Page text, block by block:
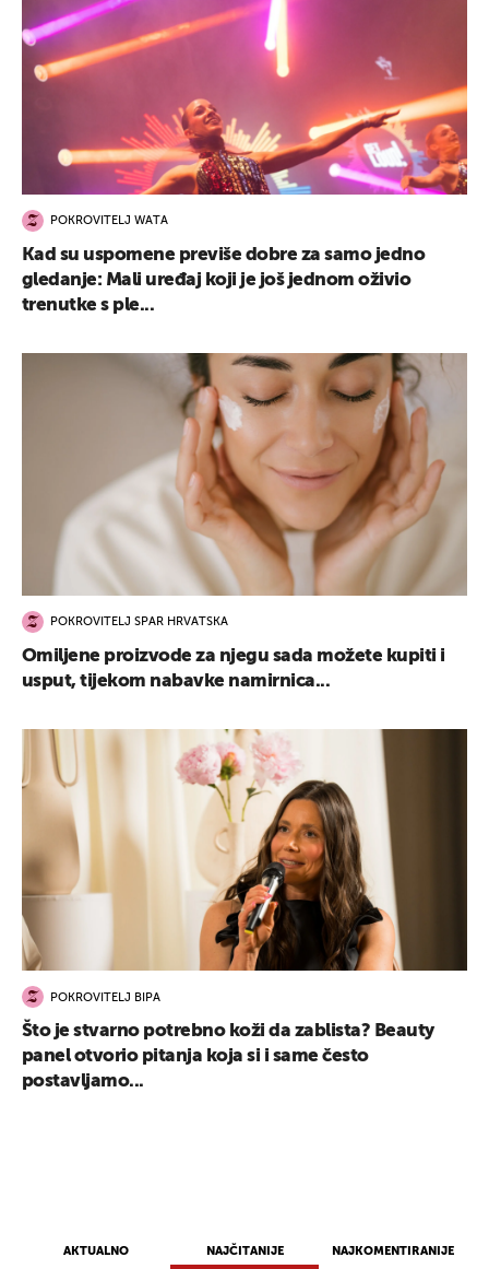
AKTUALNO NAJČITANIJE NAJKOMENTIRANIJE
POKROVITELJ WATA
Kad su uspomene previše dobre za samo jedno
gledanje: Mali uređaj koji je još jednom oživio
trenutke s ple...
POKROVITELJ SPAR HRVATSKA
Omiljene proizvode za njegu sada možete kupiti i
usput, tijekom nabavke namirnica...
POKROVITELJ BIPA
Što je stvarno potrebno koži da zablista? Beauty
panel otvorio pitanja koja si i same često
postavljamo...